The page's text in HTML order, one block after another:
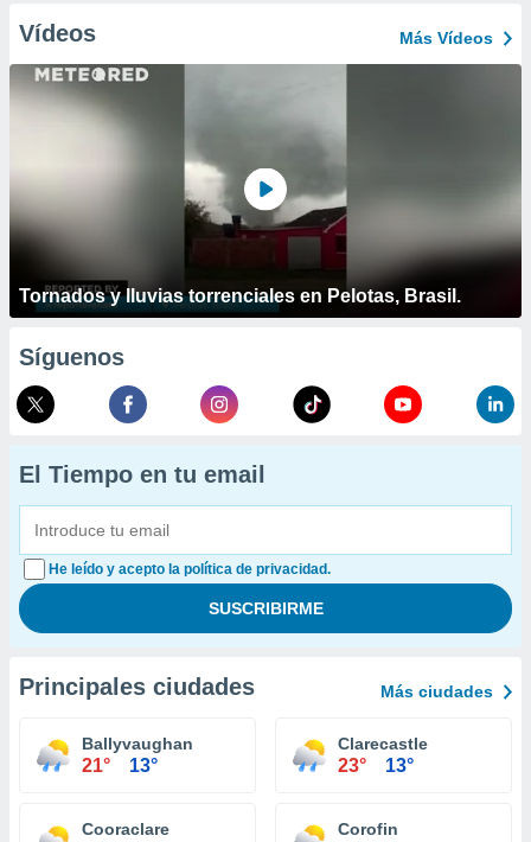
Vídeos Más Vídeos
Tornados y lluvias torrenciales en Pelotas, Brasil.
Síguenos
El Tiempo en tu email
He leído y acepto la política de privacidad.
Principales ciudades Más ciudades
Ballyvaughan
21° 13°
Clarecastle
23° 13°
Cooraclare Corofin